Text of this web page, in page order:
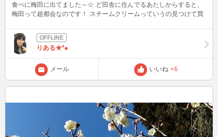
食べに梅田に出てました～☆ ど田舎に住んでるあたしからすると、
梅田って超都会なのです！ スチームクリームっていうの見つけて買
ムで、去年旅行行った時に友達が持ってたの知ってたので。 こんな
ところに売ってるんやぁって、発見でした まぁ結局悩んだ末、買っ
て帰らなかったんやけど(笑)
りある★*●
メール いいね +6